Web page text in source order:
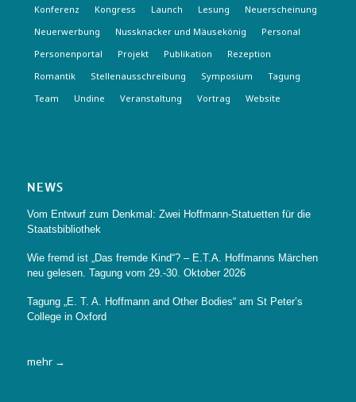
Konferenz
Kongress Launch Lesung
Neuerscheinung
Neuerwerbung
Nussknacker und Mäusekönig
Personal
Personenportal
Projekt Publikation
Rezeption
Romantik
Stellenausschreibung Symposium
Tagung
Team
Undine Veranstaltung Vortrag Website
NEWS
Vom Entwurf zum Denkmal: Zwei Hoffmann-Statuetten für die
Staatsbibliothek
Wie fremd ist „Das fremde Kind“? – E.T.A. Hoffmanns Märchen
neu gelesen. Tagung vom 29.-30. Oktober 2026
Tagung „E. T. A. Hoffmann and Other Bodies“ am St Peter’s
College in Oxford
mehr →